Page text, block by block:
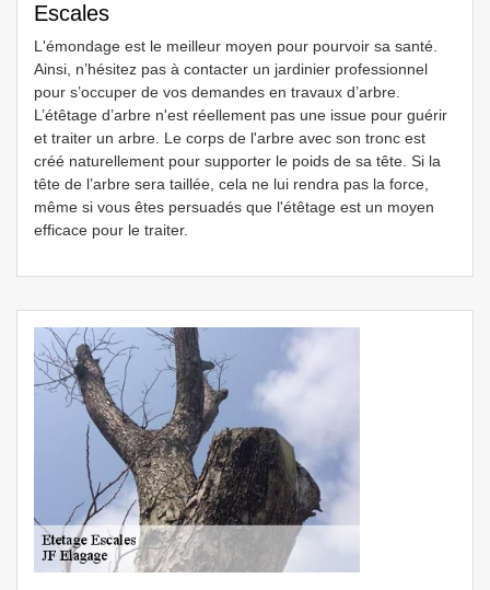
Escales
L'émondage est le meilleur moyen pour pourvoir sa santé.
Ainsi, n’hésitez pas à contacter un jardinier professionnel
pour s’occuper de vos demandes en travaux d’arbre.
L’étêtage d’arbre n'est réellement pas une issue pour guérir
et traiter un arbre. Le corps de l'arbre avec son tronc est
créé naturellement pour supporter le poids de sa tête. Si la
tête de l’arbre sera taillée, cela ne lui rendra pas la force,
même si vous êtes persuadés que l'étêtage est un moyen
efficace pour le traiter.